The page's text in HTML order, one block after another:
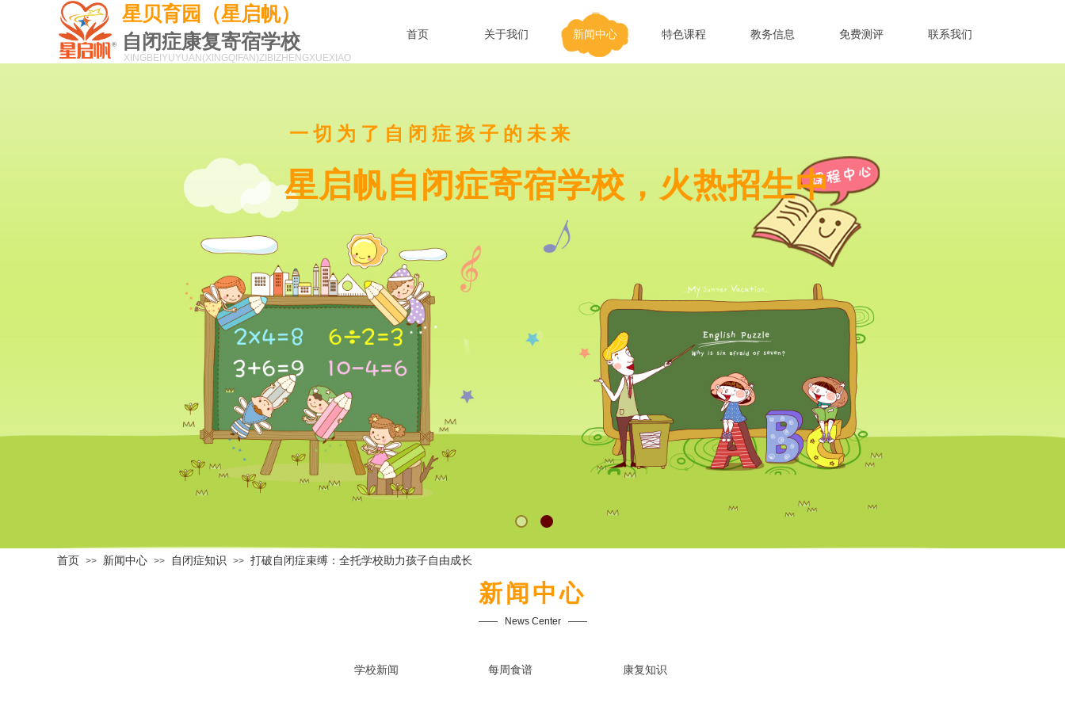
星贝育园（星启帆）
自闭症康复寄宿学校
首页 关于我们 新闻中心 特色课程 教务信息 免费测评 联系我们
XINGBEIYUYUAN(XINGQIFAN)ZIBIZHENGXUEXIAO
一切为了自闭症孩子的未来
星启帆自闭症寄宿学校，火热招生中
首页 >> 新闻中心 >> 自闭症知识 >> 打破自闭症束缚：全托学校助力孩子自由成长
新闻中心
—— News Center ——
学校新闻 每周食谱 康复知识